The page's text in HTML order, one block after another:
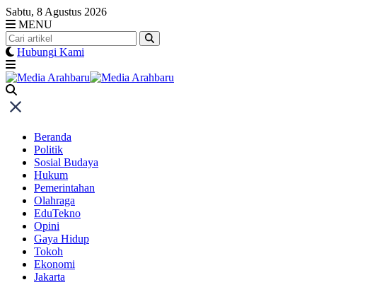
Skip
to
content
Sabtu, 8 Agustus 2026
MENU
Hubungi Kami
Beranda
Politik
Sosial Budaya
Hukum
Pemerintahan
Olahraga
EduTekno
Opini
Gaya Hidup
Tokoh
Ekonomi
Jakarta